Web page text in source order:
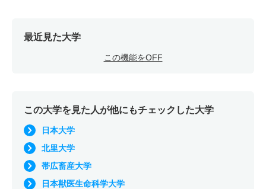
最近見た大学
この機能をOFF
この大学を見た人が他にもチェックした大学
日本大学
北里大学
帯広畜産大学
日本獣医生命科学大学